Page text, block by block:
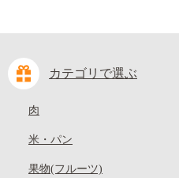
カテゴリで選ぶ
肉
米・パン
果物(フルーツ)